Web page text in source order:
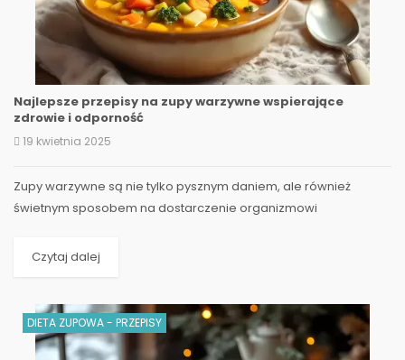
Najlepsze przepisy na zupy warzywne wspierające
zdrowie i odporność
19 kwietnia 2025
Zupy warzywne są nie tylko pysznym daniem, ale również
świetnym sposobem na dostarczenie organizmowi
Czytaj dalej
DIETA ZUPOWA - PRZEPISY